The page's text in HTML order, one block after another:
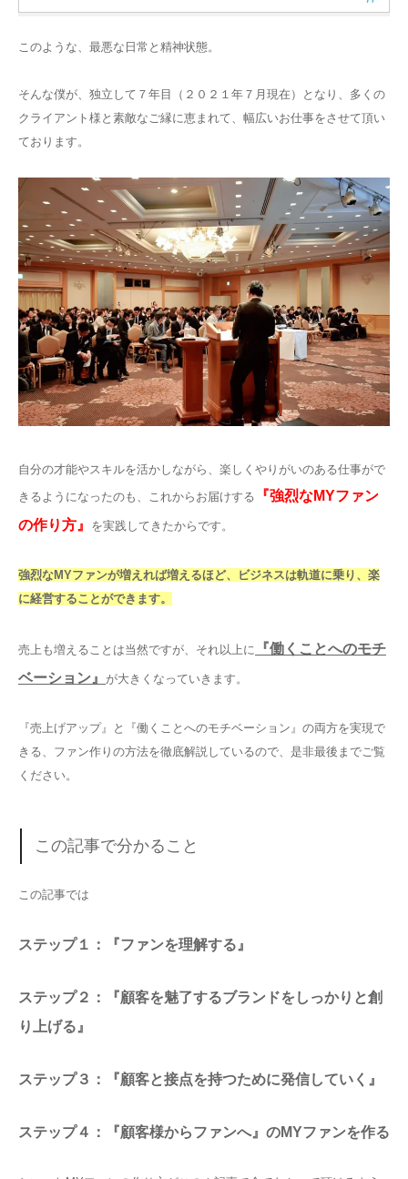
このような、最悪な日常と精神状態。
そんな僕が、独立して７年目（２０２１年７月現在）となり、多くの
クライアント様と素敵なご縁に恵まれて、幅広いお仕事をさせて頂い
ております。
自分の才能やスキルを活かしながら、楽しくやりがいのある仕事がで
きるようになったのも、これからお届けする
『強烈なMYファン
の作り方』
を実践してきたからです。
強烈なMYファンが増えれば増えるほど、ビジネスは軌道に乗り、楽
に経営することができます。
売上も増えることは当然ですが、それ以上に
『働くことへのモチ
ベーション』
が大きくなっていきます。
『売上げアップ』と『働くことへのモチベーション』の両方を実現で
きる、ファン作りの方法を徹底解説しているので、是非最後までご覧
ください。
この記事で分かること
この記事では
ステップ１：『ファンを理解する』
ステップ２：『顧客を魅了するブランドをしっかりと創
り上げる』
ステップ３：『顧客と接点を持つために発信していく』
ステップ４：『顧客様からファンへ』のMYファンを作る